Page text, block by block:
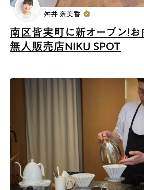
南区皆実町に新オープン！お
無人販売店NIKU SPOT
舛井 奈美香